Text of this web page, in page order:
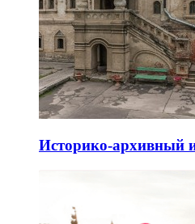
Историко-архивный